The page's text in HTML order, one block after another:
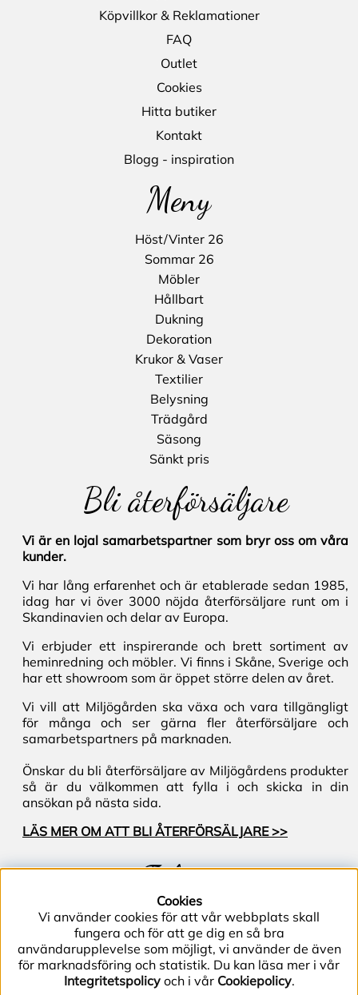
Köpvillkor & Reklamationer
FAQ
Outlet
Cookies
Hitta butiker
Kontakt
Blogg - inspiration
Meny
Höst/Vinter 26
Sommar 26
Möbler
Hållbart
Dukning
Dekoration
Krukor & Vaser
Textilier
Belysning
Trädgård
Säsong
Sänkt pris
Bli återförsäljare
Vi är en lojal samarbetspartner som bryr oss om våra
kunder.
Vi har lång erfarenhet och är etablerade sedan 1985,
idag har vi över 3000 nöjda återförsäljare runt om i
Skandinavien och delar av Europa.
Vi erbjuder ett inspirerande och brett sortiment av
heminredning och möbler. Vi finns i Skåne, Sverige och
har ett showroom som är öppet större delen av året.
Vi vill att Miljögården ska växa och vara tillgängligt
för många och ser gärna fler återförsäljare och
samarbetspartners på marknaden.
Önskar du bli återförsäljare av Miljögårdens produkter
så är du välkommen att fylla i och skicka in din
ansökan på nästa sida.
LÄS MER OM ATT BLI ÅTERFÖRSÄLJARE >>
Följ oss
Cookies
Vi använder cookies för att vår webbplats skall
fungera och för att ge dig en så bra
användarupplevelse som möjligt, vi använder de även
för marknadsföring och statistik. Du kan läsa mer i vår
Integritetspolicyoch i vår Cookiepolicy.